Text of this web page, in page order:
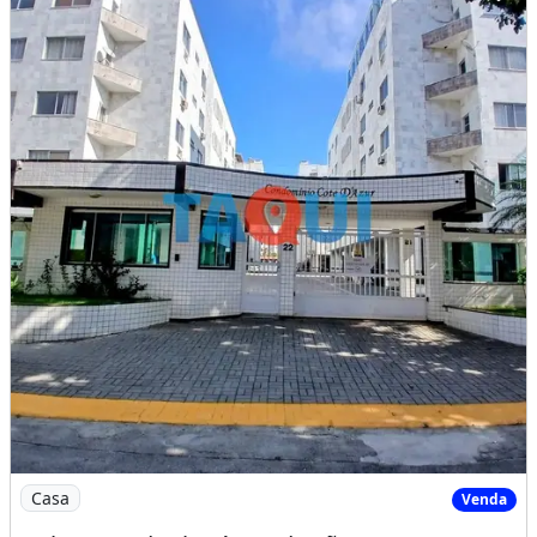
Características da casa:
Bicicletário
Churrasqueira
Espaço Gourmet
Interfone
Mobiliado
Piscina
Playground
Sauna
Perto De Escolas
Perto De Hospitais
Andar Do Imóvel: 5
Ano De Construção: 2024
Imóvel mobiliado Piscina
Imagem: Cobertura duplex à venda,são 4 quartos
Casa Venda